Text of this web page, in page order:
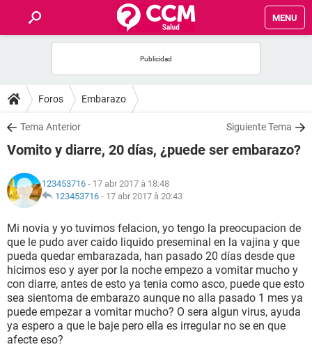
MENU
FORUMS
SALUD
NUTRICIÓN
BIENESTAR
SEXUALIDAD
GLOSARIO
Foros Embarazo
Tema Anterior Siguiente Tema
Vomito y diarre, 20 días, ¿puede ser embarazo?
123453716 - 17 abr 2017 à 18:48
123453716 - 17 abr 2017 à 20:43
Mi novia y yo tuvimos felacion, yo tengo la preocupacion de
que le pudo aver caido liquido preseminal en la vajina y que
pueda quedar embarazada, han pasado 20 días desde que
hicimos eso y ayer por la noche empezo a vomitar mucho y
con diarre, antes de esto ya tenia como asco, puede que esto
sea sientoma de embarazo aunque no alla pasado 1 mes ya
puede empezar a vomitar mucho? O sera algun virus, ayuda
ya espero a que le baje pero ella es irregular no se en que
afecte eso?